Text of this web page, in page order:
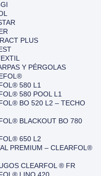
PLUS
Y PÉRGOLAS
580 L1
580 POOL L1
BO 520 L2 – TECHO
BLACKOUT BO 780
650 L2
PREMIUM – CLEARFOL®
CLEARFOL ® FR